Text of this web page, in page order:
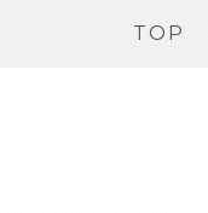
TOP